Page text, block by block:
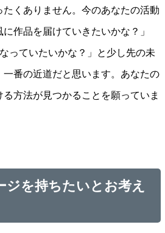
くありません。今のあなたの活動
作品を届けていきたいかな？」
っていたいかな？」と少し先の未
番の近道だと思います。あなたの
方法が見つかることを願っていま
ジを持ちたいとお考え